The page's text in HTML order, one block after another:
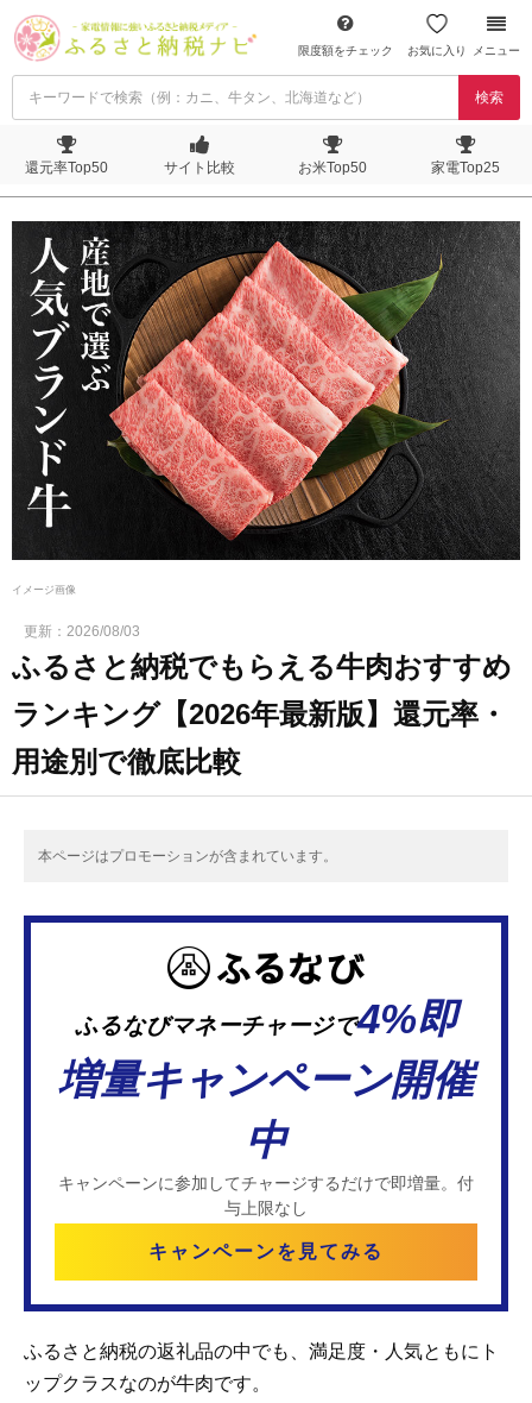
限度額をチェック お気に入り メニュー
検索
還元率Top50 サイト比較 お米Top50 家電Top25
イメージ画像
更新： 2026/08/03
ふるさと納税でもらえる牛肉おすすめ
ランキング【2026年最新版】還元率・
用途別で徹底比較
本ページはプロモーションが含まれています。
ふるなびマネーチャージで4%即
増量キャンペーン開催
中
キャンペーンに参加してチャージするだけで即増量。付
与上限なし
キャンペーンを見てみる
ふるさと納税の返礼品の中でも、満足度・人気ともにト
ップクラスなのが牛肉です。